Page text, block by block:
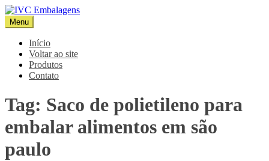
Pular
para
o
conteúdo
IVC Embalagens
Blog IVC
Menu
Início
Voltar ao site
Produtos
Contato
Tag: Saco de polietileno para
embalar alimentos em são
paulo